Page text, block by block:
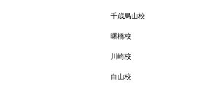
千歳烏山校
曙橋校
川崎校
白山校